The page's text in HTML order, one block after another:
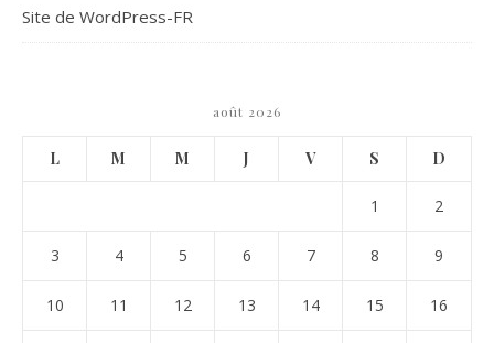
Site de WordPress-FR
août 2026
L M M J V S D
1 2
3 4 5 6 7 8 9
10 11 12 13 14 15 16